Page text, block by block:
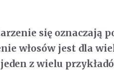
się oznaczają
włosów jest dla
z wielu